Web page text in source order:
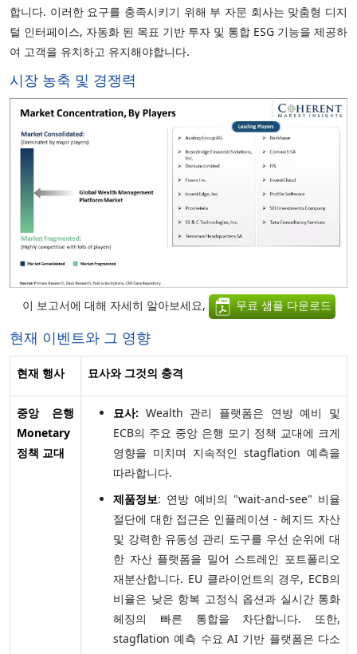
합니다. 이러한 요구를 충족시키기 위해 부 자문 회사는 맞춤형 디지
털 인터페이스, 자동화 된 목표 기반 투자 및 통합 ESG 기능을 제공하
여 고객을 유치하고 유지해야합니다.
시장 농축 및 경쟁력
이 보고서에 대해 자세히 알아보세요, 무료 샘플 다운로드
현재 이벤트와 그 영향
현재 행사 묘사와 그것의 충격
중앙 은행
Monetary
정책 교대
묘사: Wealth 관리 플랫폼은 연방 예비 및
ECB의 주요 중앙 은행 모기 정책 교대에 크게
영향을 미치며 지속적인 stagflation 예측을
따라합니다.
제품정보: 연방 예비의 "wait-and-see" 비율
절단에 대한 접근은 인플레이션 - 헤지드 자산
및 강력한 유동성 관리 도구를 우선 순위에 대
한 자산 플랫폼을 밀어 스트레인 포트폴리오
재분산합니다. EU 클라이언트의 경우, ECB의
비율은 낮은 항복 고정식 옵션과 실시간 통화
헤징의 빠른 통합을 차단합니다. 또한,
stagflation 예측 수요 AI 기반 플랫폼은 다소